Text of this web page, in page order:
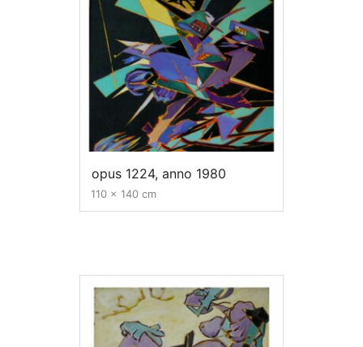
opus 1224, anno 1980
110 x 140 cm